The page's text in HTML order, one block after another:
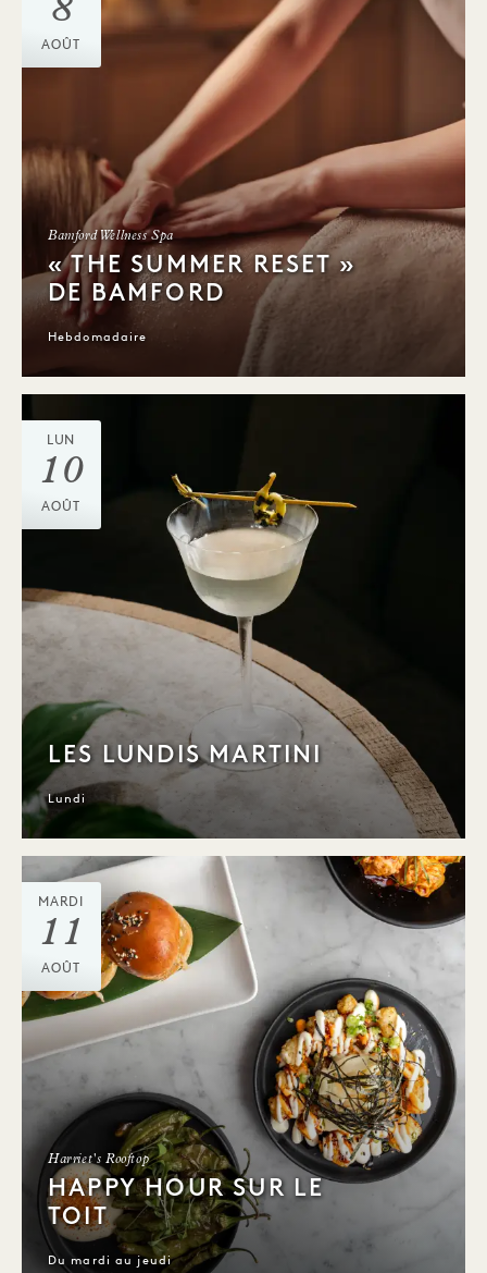
8
AOÛT
Bamford Wellness Spa
« THE SUMMER RESET »
DE BAMFORD
Hebdomadaire
LUN
10
AOÛT
LES LUNDIS MARTINI
Lundi
MARDI
11
AOÛT
Harriet's Rooftop
HAPPY HOUR SUR LE
TOIT
Du mardi au jeudi